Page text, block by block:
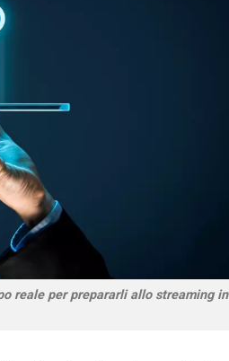
reale per prepararli allo streaming in